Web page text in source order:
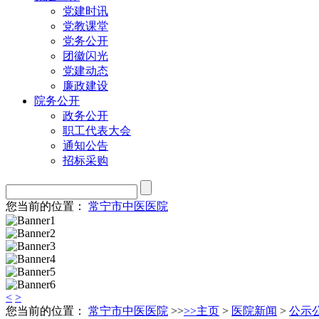
党建时讯
党教课堂
党务公开
团徽闪光
党建动态
廉政建设
院务公开
政务公开
职工代表大会
通知公告
招标采购
您当前的位置： 常宁市中医医院
< >
您当前的位置： 常宁市中医医院 >>>>主页 > 医院新闻 > 公示